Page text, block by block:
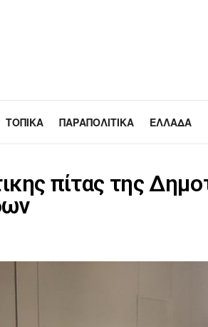
ΤΟΠΙΚΆ ΠΑΡΑΠΟΛΙΤΙΚΆ ΕΛΛΆΔΑ
πίτας της